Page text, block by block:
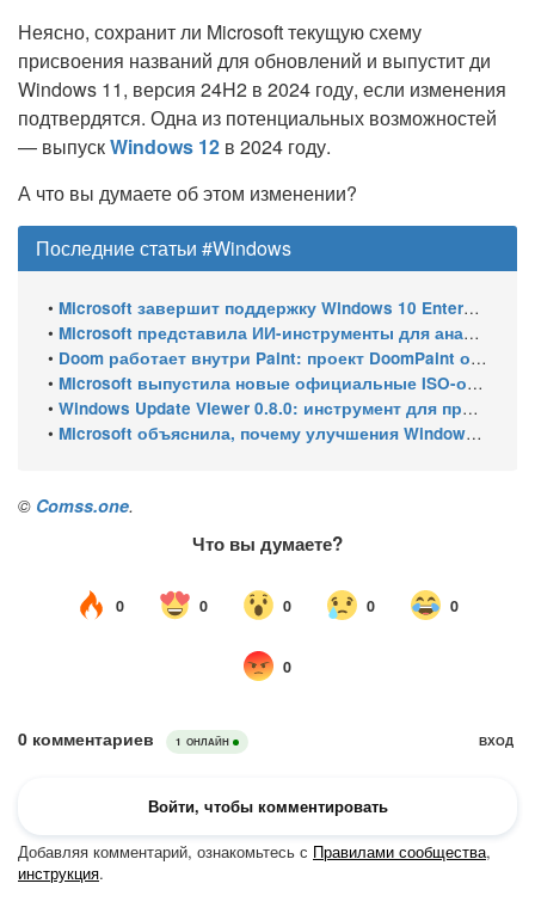
Неясно, сохранит ли Microsoft текущую схему
присвоения названий для обновлений и выпустит ди
Windows 11, версия 24H2 в 2024 году, если изменения
подтвердятся. Одна из потенциальных возможностей
— выпускWindows 12 в 2024 году.
А что вы думаете об этом изменении?
Последние статьи #Windows
• Microsoft завершит поддержку Windows 10 Enterprise LTSC 2021 в январе 2027 года. ESU продлят обновления до января 2030 года
• Microsoft представила ИИ-инструменты для анализа производительности Windows: ETW MCP и WPA MCP
• Doom работает внутри Paint: проект DoomPaint от технического директора Microsoft Azure
• Microsoft выпустила новые официальные ISO-образы Windows 11 для инсайдеров
• Windows Update Viewer 0.8.0: инструмент для просмотра истории обновлений Windows 11 и Windows 10 получил улучшения
• Microsoft объяснила, почему улучшения Windows 11 выходят так медленно
© Comss.one.